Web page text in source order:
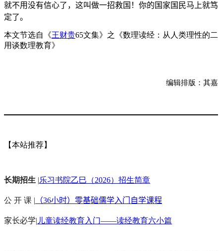
就不用没有信心了，这叫做一招救国！你的国家国民马上就笃
定了。
本文节选自《王财贵65文集》之《数理读经：从人类理性的二
用谈数理教育》
编辑排版：其嘉
【本站推荐】
长期招生 |乐习书院乙巳（2026）招生简章
公 开 课 | （36小时）零基础儒学入门自学课程
家长必学| 儿童读经教育入门——读经教育六小篇